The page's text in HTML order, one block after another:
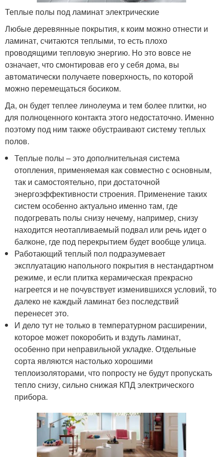
Теплые полы под ламинат электрические
Любые деревянные покрытия, к коим можно отнести и
ламинат, считаются теплыми, то есть плохо
проводящими тепловую энергию. Но это вовсе не
означает, что смонтировав его у себя дома, вы
автоматически получаете поверхность, по которой
можно перемещаться босиком.
Да, он будет теплее линолеума и тем более плитки, но
для полноценного контакта этого недостаточно. Именно
поэтому под ним также обустраивают систему теплых
полов.
Теплые полы – это дополнительная система
отопления, применяемая как совместно с основным,
так и самостоятельно, при достаточной
энергоэффективности строения. Применение таких
систем особенно актуально именно там, где
подогревать полы снизу нечему, например, снизу
находится неотапливаемый подвал или речь идет о
балконе, где под перекрытием будет вообще улица.
Работающий теплый пол подразумевает
эксплуатацию напольного покрытия в нестандартном
режиме, и если плитка керамическая прекрасно
нагреется и не почувствует изменившихся условий, то
далеко не каждый ламинат без последствий
перенесет это.
И дело тут не только в температурном расширении,
которое может покоробить и вздуть ламинат,
особенно при неправильной укладке. Отдельные
сорта являются настолько хорошими
теплоизоляторами, что попросту не будут пропускать
тепло снизу, сильно снижая КПД электрического
прибора.